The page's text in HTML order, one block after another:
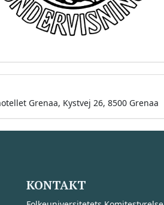
Grenaa, Kystvej 26, 8500 Grenaa
KONTAKT